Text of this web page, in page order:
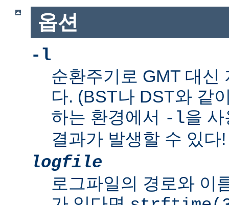
옵션
-l
순환주기로 GMT 대신
다. (BST나 DST와 같
하는 환경에서 -l을
결과가 발생할 수 있다!
logfile
로그파일의 경로와 이